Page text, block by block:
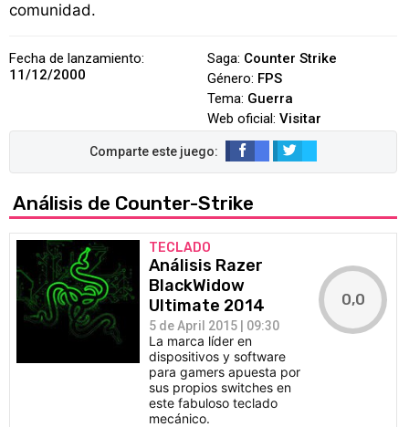
comunidad.
Fecha de lanzamiento:
11/12/2000
Saga: Counter Strike
Género: FPS
Tema: Guerra
Web oficial: Visitar
Análisis de Counter-Strike
TECLADO
Análisis Razer
BlackWidow
Ultimate 2014
5 de April 2015 | 09:30
La marca líder en
dispositivos y software
para gamers apuesta por
sus propios switches en
este fabuloso teclado
mecánico.
0,0